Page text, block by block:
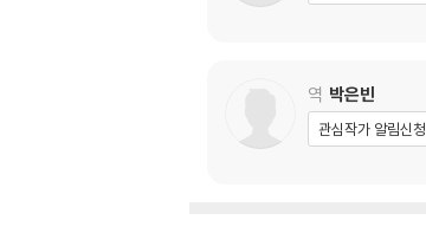
역 박은빈
관심작가 알림신청